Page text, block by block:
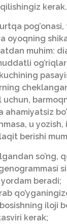
kerak.
oyoqning
muhim:
uchun,
ahamiyatsiz
u yozish,
berishi
so’ng,
beradi;
iloji
kerak;